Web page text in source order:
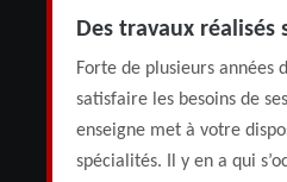
Des travaux réalisés
Forte de plusieurs années
satisfaire les besoins de
enseigne met à votre
spécialités. Il y en a qui